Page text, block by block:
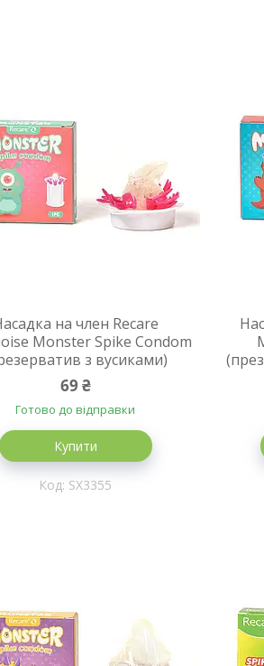
на член Recare
Monster Spike Condom
з вусиками)
69 ₴
Готово до відправки
Купити
SX3355